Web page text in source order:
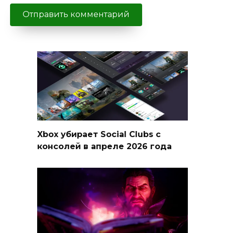
Xbox убирает Social Clubs с
консолей в апреле 2026 года